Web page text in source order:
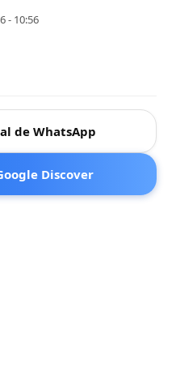
- 10:56
de WhatsApp
Discover